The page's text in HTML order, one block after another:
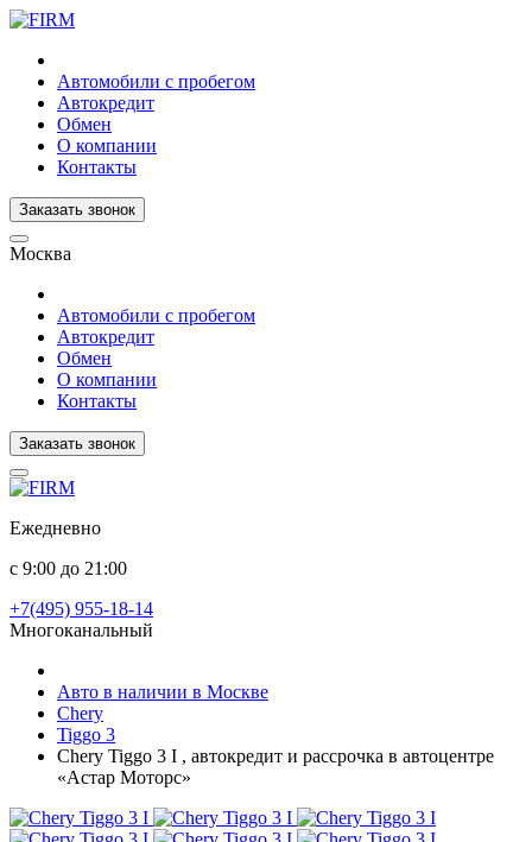
Автомобили с пробегом
Автокредит
Обмен
О компании
Контакты
Заказать звонок
Москва
Автомобили с пробегом
Автокредит
Обмен
О компании
Контакты
Заказать звонок
Ежедневно
с 9:00 до 21:00
+7(495) 955-18-14
Многоканальный
Авто в наличии в Москве
Chery
Tiggo 3
Chery Tiggo 3 I , автокредит и рассрочка в автоцентре
«Астар Моторс»